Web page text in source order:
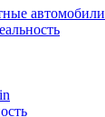
автомобили